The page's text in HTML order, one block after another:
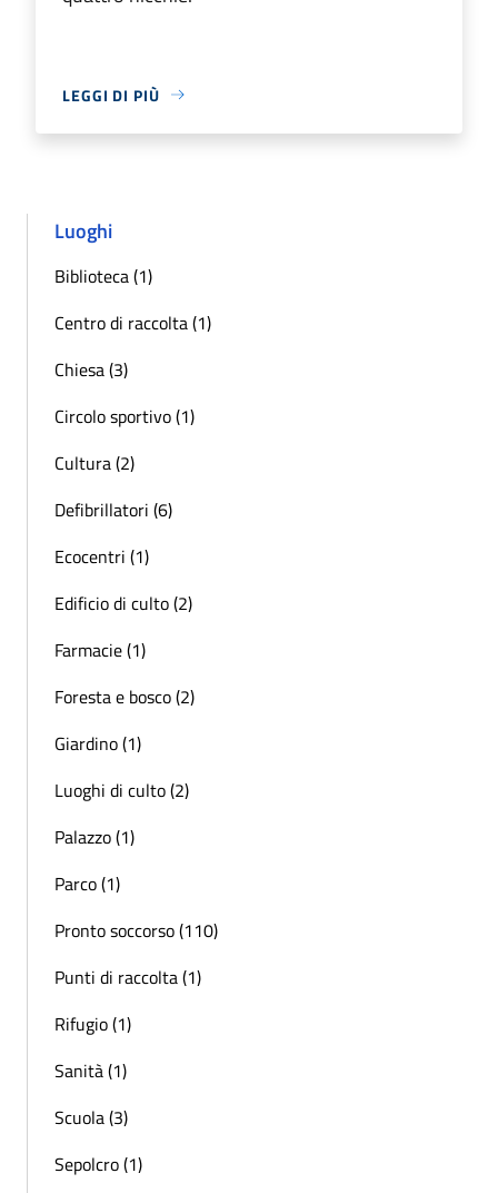
LEGGI DI PIÙ
Luoghi
Biblioteca (1)
Centro di raccolta (1)
Chiesa (3)
Circolo sportivo (1)
Cultura (2)
Defibrillatori (6)
Ecocentri (1)
Edificio di culto (2)
Farmacie (1)
Foresta e bosco (2)
Giardino (1)
Luoghi di culto (2)
Palazzo (1)
Parco (1)
Pronto soccorso (110)
Punti di raccolta (1)
Rifugio (1)
Sanità (1)
Scuola (3)
Sepolcro (1)